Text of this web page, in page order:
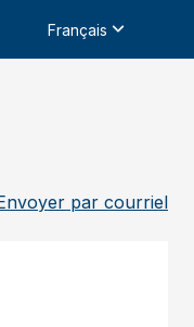
Français
par courriel